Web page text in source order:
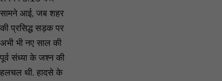
सामने आई, जब शहर
की प्रसिद्ध सड़क पर
अभी भी नए साल की
पूर्व संध्या के जश्न की
हलचल थी. हादसे के